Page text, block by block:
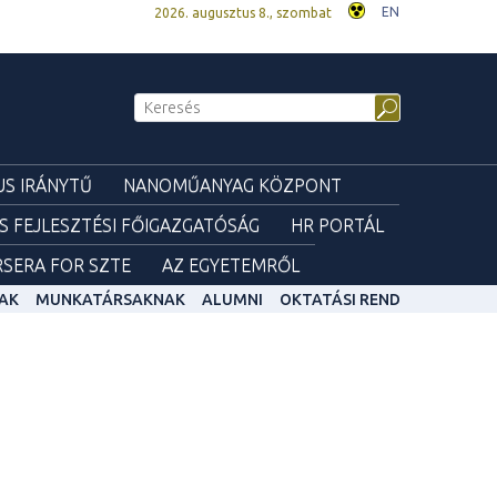
2026. augusztus 8., szombat EN
IRÁNYTŰ
NANOMŰANYAG KÖZPONT
FEJLESZTÉSI FŐIGAZGATÓSÁG
HR PORTÁL
FOR SZTE AZ EGYETEMRŐL
MUNKATÁRSAKNAK ALUMNI OKTATÁSI REND